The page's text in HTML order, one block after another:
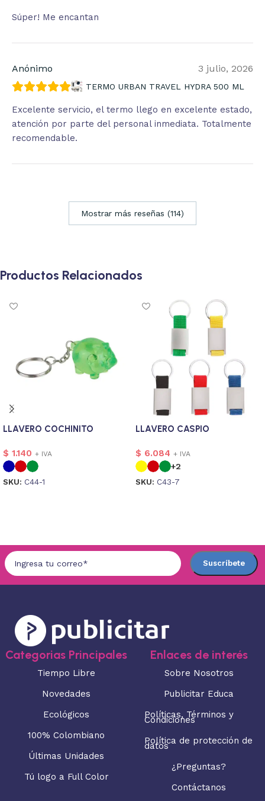
Súper! Me encantan
Anónimo 3 julio, 2026
TERMO URBAN TRAVEL HYDRA 500 ML
Excelente servicio, el termo llego en excelente estado,
atención por parte del personal inmediata. Totalmente
recomendable.
Mostrar más reseñas (114)
Productos Relacionados
LLAVERO COCHINITO
$ 1.140 + IVA
SKU: C44-1
LLAVERO CASPIO
$ 6.084 + IVA
+2
SKU: C43-7
Categorias Principales
Tiempo Libre
Novedades
Ecológicos
100% Colombiano
Últimas Unidades
Tú logo a Full Color
Enlaces de interés
Sobre Nosotros
Publicitar Educa
Políticas, Términos y
Condiciones
Política de protección de
datos
¿Preguntas?
Contáctanos